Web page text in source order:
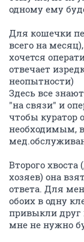
одному ему
Для кошечки
всего на
хочется
отвечает
неопытности)
Здесь все
"на связи" и
чтобы куратор
необходимым,
Второго
хозяев) она
ответа. Для
обоих в одну
привыкли друг
мне не нужно